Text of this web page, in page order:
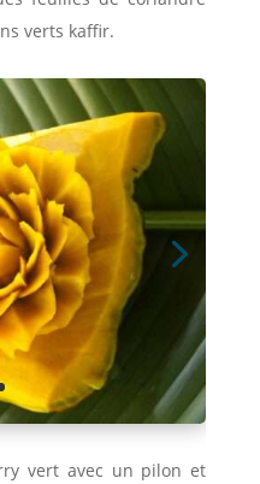
verts kaffir.
vert avec un pilon et